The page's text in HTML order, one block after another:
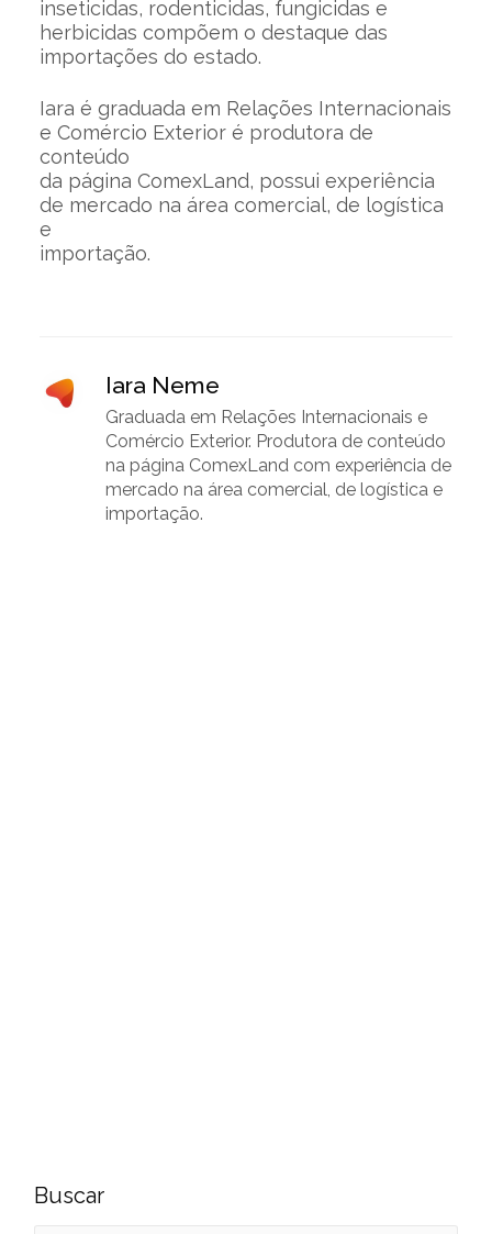
inseticidas, rodenticidas, fungicidas e
herbicidas compõem o destaque das
importações do estado.
Iara é graduada em Relações Internacionais
e Comércio Exterior é produtora de
conteúdo
da página ComexLand, possui experiência
de mercado na área comercial, de logística
e
importação.
Iara Neme
Graduada em Relações Internacionais e
Comércio Exterior. Produtora de conteúdo
na página ComexLand com experiência de
mercado na área comercial, de logística e
importação.
Buscar